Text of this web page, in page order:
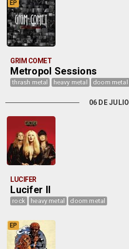
EP
GRIM COMET
Metropol Sessions
thrash metal heavy metal doom metal
06 DE JULIO
LUCIFER
Lucifer II
rock heavy metal doom metal
EP